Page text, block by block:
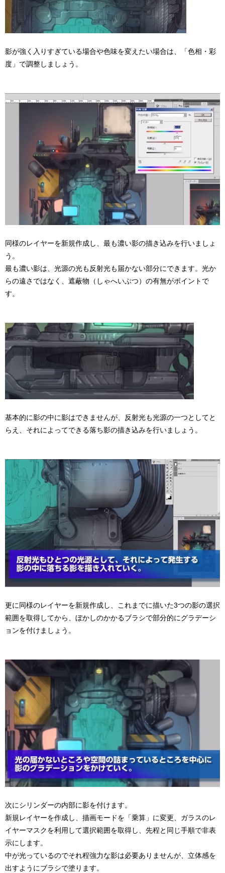
影が強く入りすぎている場合や色味を変えたい場合は、「色相・彩
度」で調整しましょう。
同様のレイヤーを新規作成し、最も濃い影の描き込みを行いましょ
う。
最も濃い影は、光源の光も反射光も届かない部分にできます。光か
らの遠さではなく、遮蔽物（しゃへいぶつ）の有無がポイントで
す。
基本的に影の中に影はできませんが、反射光も光源の一つとしてと
らえ、それによってできる落ち影の描き込みを行いましょう。
更に同様のレイヤーを新規作成し、これまでに描いた3つの影の選択
範囲を取得してから、ぼかしのかかるブラシで部分的にグラデーシ
ョンを付けましょう。
次にシリンダーの内部に影を付けます。
新規レイヤーを作成し、描画モードを「乗算」に変更、ガラスのレ
イヤーマスクを利用して選択範囲を取得し、先程と同じ手順で非表
示にします。
中が光っているのでそれ程強力な影は必要ありませんが、立体感を
出すようにブラシで塗ります。